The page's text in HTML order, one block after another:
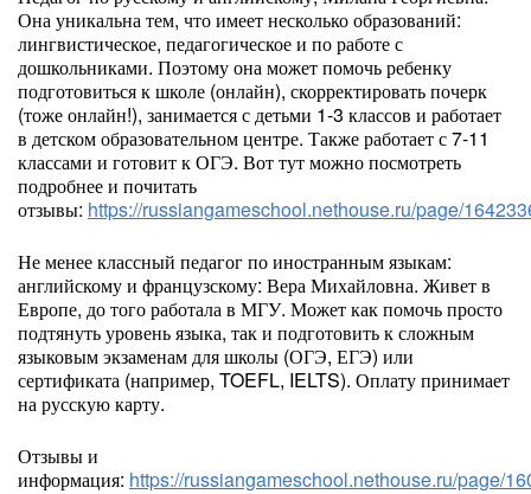
Она уникальна тем, что имеет несколько образований:
лингвистическое, педагогическое и по работе с
дошкольниками. Поэтому она может помочь ребенку
подготовиться к школе (онлайн), скорректировать почерк
(тоже онлайн!), занимается с детьми 1-3 классов и работает
в детском образовательном центре. Также работает с 7-11
классами и готовит к ОГЭ. Вот тут можно посмотреть
подробнее и почитать
отзывы: https://russiangameschool.nethouse.ru/page/
Не менее классный педагог по иностранным языкам:
английскому и французскому: Вера Михайловна. Живет в
Европе, до того работала в МГУ. Может как помочь просто
подтянуть уровень языка, так и подготовить к сложным
языковым экзаменам для школы (ОГЭ, ЕГЭ) или
сертификата (например, TOEFL, IELTS). Оплату принимает
на русскую карту.
Отзывы и
информация: https://russiangameschool.nethouse.ru/page/